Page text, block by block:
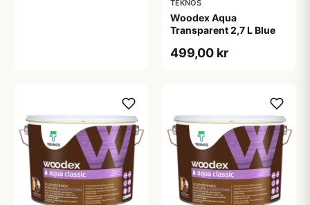
TEKNOS
Woodex Aqua
Transparent 2,7 L Blue
499,00 kr